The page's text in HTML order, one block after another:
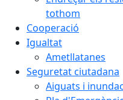
tothom
Cooperació
Igualtat
Ametllatanes
Seguretat ciutadana
Aiguats i